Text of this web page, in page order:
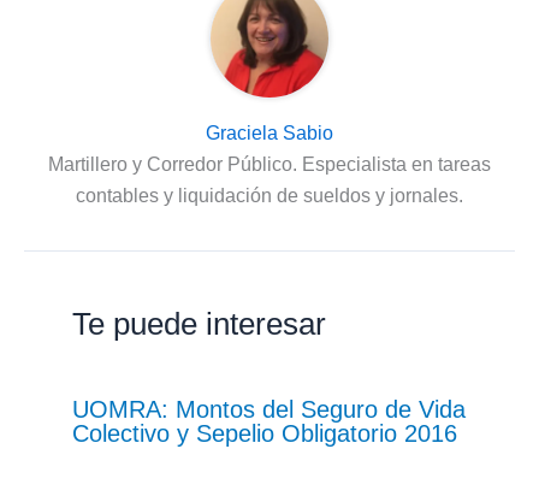
Graciela Sabio
Martillero y Corredor Público. Especialista en tareas
contables y liquidación de sueldos y jornales.
Te puede interesar
UOMRA: Montos del Seguro de Vida
Colectivo y Sepelio Obligatorio 2016